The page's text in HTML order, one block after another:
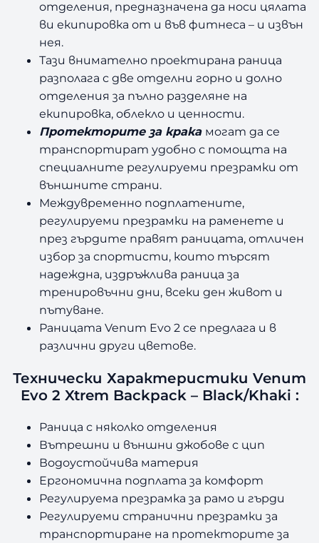
отделения, предназначена да носи цялата
ви екипировка от и във фитнеса – и извън
нея.
Тази внимателно проектирана раница
разполага с две отделни горно и долно
отделения за пълно разделяне на
екипировка, облекло и ценности.
Протекторите за крака могат да се
транспортират удобно с помощта на
специалните регулируеми презрамки от
външните страни.
Междувременно подплатените,
регулируеми презрамки на раменете и
през гърдите правят раницата, отличен
избор за спортисти, които търсят
надеждна, издръжлива раница за
тренировъчни дни, всеки ден живот и
пътуване.
Раницата Venum Evo 2 се предлага и в
различни други цветове.
Технически Характеристики Venum
Evo 2 Xtrem Backpack – Black/Khaki :
Раница с няколко отделения
Вътрешни и външни джобове с цип
Водоустойчива материя
Ергономична подплата за комфорт
Регулируема презрамка за рамо и гърди
Регулируеми странични презрамки за
транспортиране на протекторите за